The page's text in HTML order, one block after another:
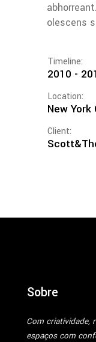
olescens
Timeline:
2010 -
Location:
New York
Client:
Sobre
Com criatividade,
espaços com